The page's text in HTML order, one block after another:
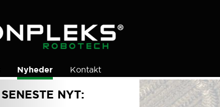
Nyheder Kontakt
SENESTE NYT: